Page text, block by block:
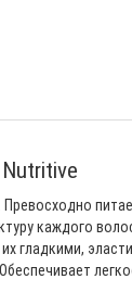
каждого
гладкими,